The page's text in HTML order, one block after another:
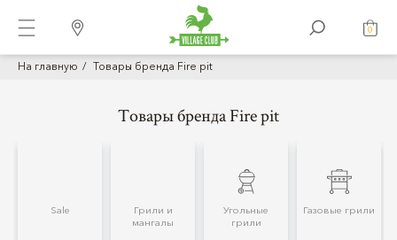
0
На главную Товары бренда Fire pit
Товары бренда Fire pit
Sale
Грили и
мангалы
Угольные
грили
Газовые грили